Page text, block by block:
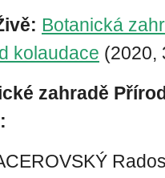
Botanická
kolaudace (2020,
zahradě